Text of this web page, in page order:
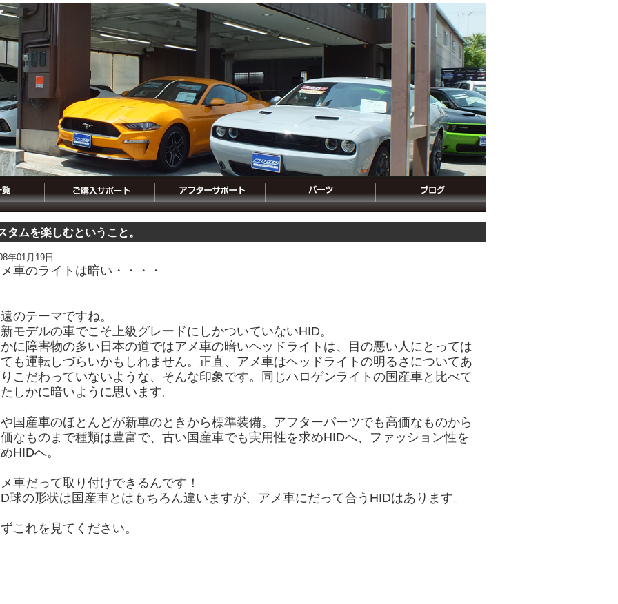
タムを楽しむということ。
年01月19日
車のライトは暗い・・・・
のテーマですね。
モデルの車でこそ上級グレードにしかついていないHID。
に障害物の多い日本の道ではアメ車の暗いヘッドライトは、目の悪い人にとっては
も運転しづらいかもしれません。正直、アメ車はヘッドライトの明るさについてあ
こだわっていないような、そんな印象です。同じハロゲンライトの国産車と比べて
しかに暗いように思います。
国産車のほとんどが新車のときから標準装備。アフターパーツでも高価なものから
なものまで種類は豊富で、古い国産車でも実用性を求めHIDへ、ファッション性を
HIDへ。
車だって取り付けできるんです！
球の形状は国産車とはもちろん違いますが、アメ車にだって合うHIDはあります。
これを見てください。